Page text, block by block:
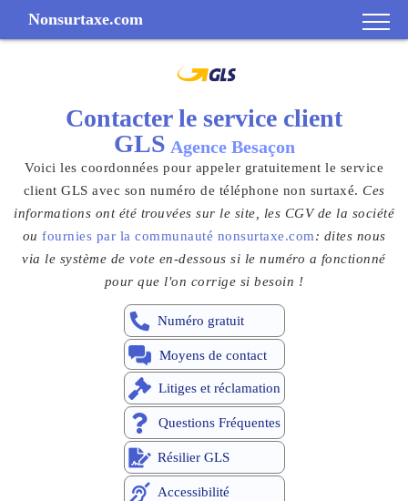
Nonsurtaxe.com
Contacter le service client
GLS Agence Besaçon
Voici les coordonnées pour appeler gratuitement le service
client GLS avec son numéro de téléphone non surtaxé. Ces
informations ont été trouvées sur le site, les CGV de la société
ou fournies par la communauté nonsurtaxe.com: dites nous
via le système de vote en-dessous si le numéro a fonctionné
pour que l'on corrige si besoin !
Numéro gratuit
Moyens de contact
Litiges et réclamation
Questions Fréquentes
Résilier GLS
Accessibilité